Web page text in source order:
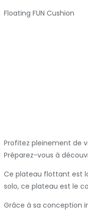
Floating FUN Cushion
Profitez pleinement de
Préparez-vous à
Ce plateau flottant est
solo, ce plateau est le
Grâce à sa conception